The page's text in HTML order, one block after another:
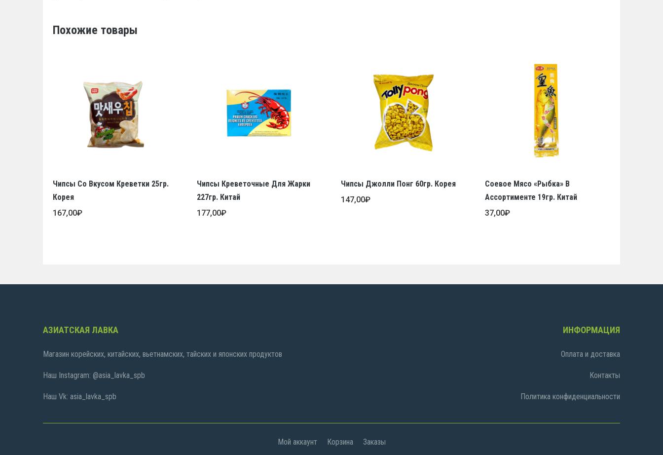
Похожие товары
Чипсы Со Вкусом Креветки 25гр.
Корея
167,00₽
Чипсы Креветочные Для Жарки
227гр. Китай
177,00₽
Чипсы Джолли Понг 60гр. Корея
147,00₽
Соевое Мясо «Рыбка» В
Ассортименте 19гр. Китай
37,00₽
АЗИАТСКАЯ ЛАВКА
Магазин корейских, китайских, вьетнамских, тайских и японских продуктов
Наш Instagram: @asia_lavka_spb
Наш Vk: asia_lavka_spb
ИНФОРМАЦИЯ
Оплата и доставка
Контакты
Политика конфиденциальности
Мой аккаунт Корзина Заказы